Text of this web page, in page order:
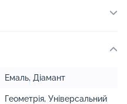
Емаль, Діамант
Геометрія, Універсальний